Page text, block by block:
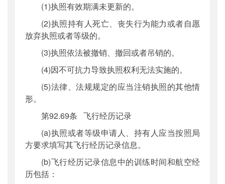
(1)执照有效期满未更新的。
(2)执照持有人死亡、丧失行为能力或者自愿
放弃执照或者等级的。
(3)执照依法被撤销、撤回或者吊销的。
(4)因不可抗力导致执照权利无法实施的。
(5)法律、法规规定的应当注销执照的其他情
形。
第92.69条 飞行经历记录
(a)执照或者等级申请人、持有人应当按照局
方要求填写其飞行经历记录信息。
(b)飞行经历记录信息中的训练时间和航空经
历包括：